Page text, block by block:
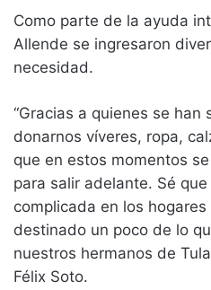
Como parte de la ayuda
Allende se ingresaron
necesidad.
“Gracias a quienes se han
donarnos víveres, ropa,
que en estos momentos
para salir adelante. Sé
complicada en los
destinado un poco de lo
nuestros hermanos de
Félix Soto.